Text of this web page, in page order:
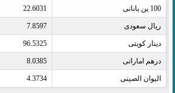
100 ين يابانى​ 22.6031
ريال سعودى​ 7.8597
دينار كويتى​ 96.5325
درهم اماراتى​ 8.0385
اليوان الصينى​ 4.3734